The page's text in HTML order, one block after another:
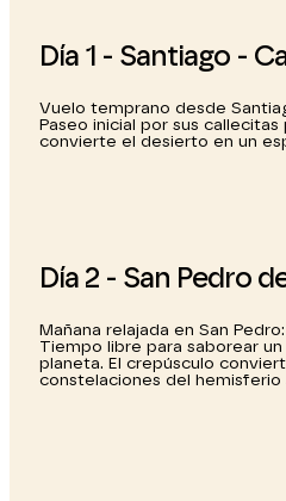
Día 1 - Santiago -
Vuelo temprano desde
Paseo inicial por sus
convierte el desierto en un
Día 2 - San Pedro
Mañana relajada en San
Tiempo libre para saborear
planeta. El crepúsculo
constelaciones del hemisferio